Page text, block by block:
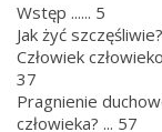
Wstęp ...... 5
Jak żyć szczęśliwie?
Człowiek
37
Pragnienie
człowieka? ... 57